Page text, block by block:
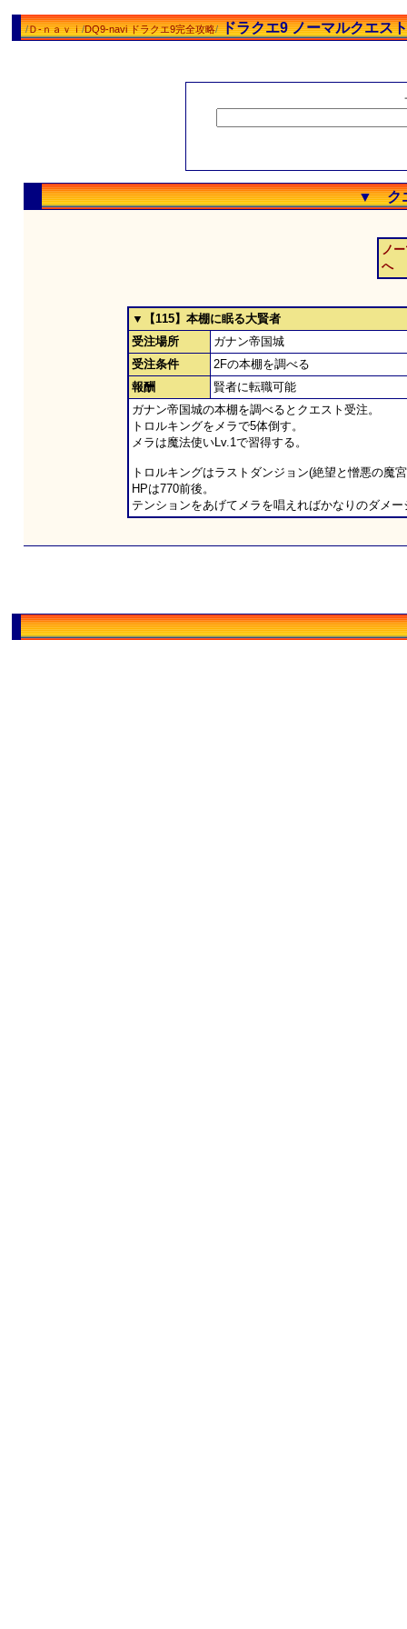
/Ｄ-ｎａｖｉ/DQ9-navi ドラクエ9完全攻略/ドラクエ9 ノーマルクエス
▼ ク
ノ
へ
▼【115】本棚に眠る大賢者
受注場所
ガナン帝国城
受注条件
2Fの本棚を調べる
報酬
賢者に転職可能
ガナン帝国城の本棚を調べるとクエスト受注。
トロルキングをメラで5体倒す。
メラは魔法使いLv.1で習得する。
トロルキングはラストダンジョン(絶望と憎悪の魔
HPは770前後。
テンションをあげてメラを唱えればかなりのダメ